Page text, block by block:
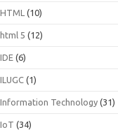
HTML (10)
html 5 (12)
IDE (6)
ILUGC (1)
Information Technology (31)
IoT (34)